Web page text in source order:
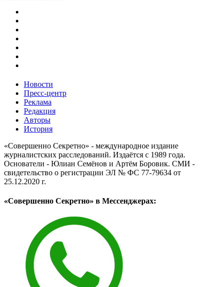
Новости
Пресс-центр
Реклама
Редакция
Авторы
История
«Совершенно Секретно» - международное издание
журналистских расследований. Издаётся с 1989 года.
Основатели - Юлиан Семёнов и Артём Боровик. CМИ -
свидетельство о регистрации ЭЛ № ФС 77-79634 от
25.12.2020 г.
«Совершенно Секретно» в Мессенджерах: